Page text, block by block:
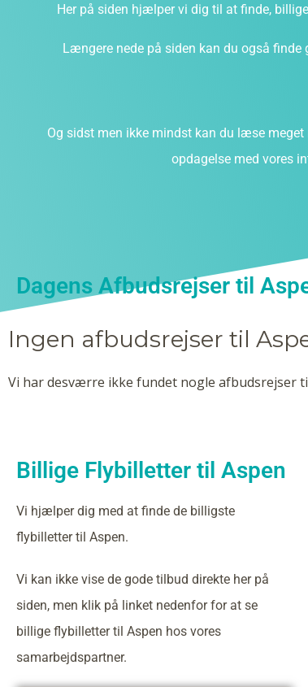
Her på siden hjælper vi dig til at finde,
Længere nede på siden kan du også
Og sidst men ikke mindst kan du læse
opdagelse med vores
Dagens Afbudsrejser til
Ingen afbudsrejser til
Vi har desværre ikke fundet nogle afbudsrejser
Billige Flybilletter til Aspen
Vi hjælper dig med at finde de billigste
flybilletter til Aspen.
Vi kan ikke vise de gode tilbud direkte her på
siden, men klik på linket nedenfor for at se
billige flybilletter til Aspen hos vores
samarbejdspartner.